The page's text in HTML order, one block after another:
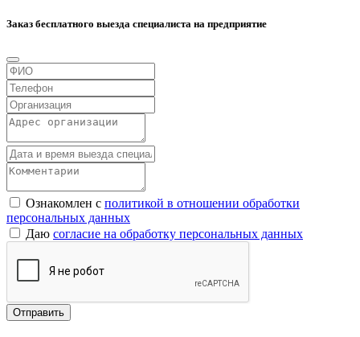
Заказ бесплатного выезда специалиста на предприятие
Ознакомлен с политикой в отношении обработки
персональных данных
Даю согласие на обработку персональных данных